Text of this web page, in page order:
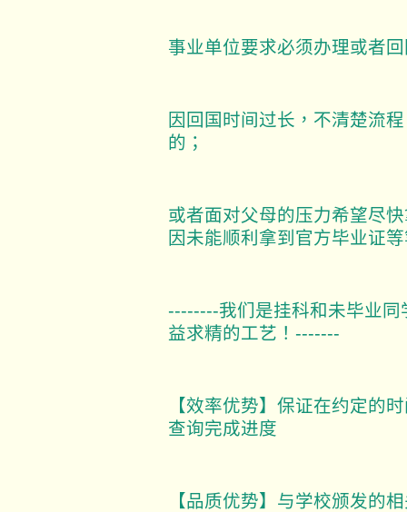
事业单位要求必须办理或者
因回国时间过长，不清楚流
的；
或者面对父母的压力希望尽
因未能顺利拿到官方毕业证
--------我们是挂科和未毕业
益求精的工艺！-------
【效率优势】保证在约定的
查询完成进度
【品质优势】与学校颁发的